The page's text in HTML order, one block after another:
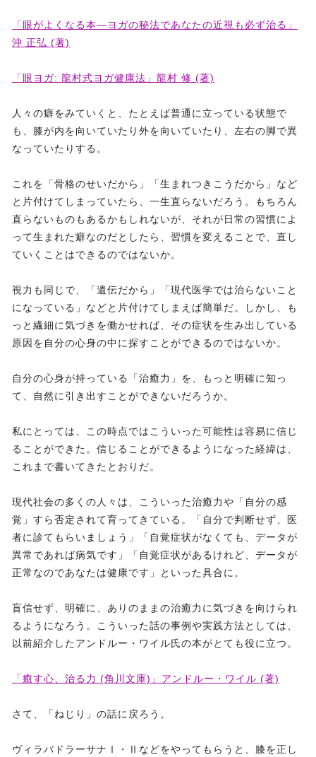
「眼がよくなる本―ヨガの秘法であなたの近視も必ず治る」
沖 正弘 (著)
「眼ヨガ: 龍村式ヨガ健康法」龍村 修 (著)
人々の癖をみていくと、たとえば普通に立っている状態で
も、膝が内を向いていたり外を向いていたり、左右の脚で異
なっていたりする。
これを「骨格のせいだから」「生まれつきこうだから」など
と片付けてしまっていたら、一生直らないだろう。もちろん
直らないものもあるかもしれないが、それが日常の習慣によ
って生まれた癖なのだとしたら、習慣を変えることで、直し
ていくことはできるのではないか。
視力も同じで、「遺伝だから」「現代医学では治らないこと
になっている」などと片付けてしまえば簡単だ。しかし、も
っと繊細に気づきを働かせれば、その症状を生み出している
原因を自分の心身の中に探すことができるのではないか。
自分の心身が持っている「治癒力」を、もっと明確に知っ
て、自然に引き出すことができないだろうか。
私にとっては、この時点ではこういった可能性は容易に信じ
ることができた。信じることができるようになった経緯は、
これまで書いてきたとおりだ。
現代社会の多くの人々は、こういった治癒力や「自分の感
覚」すら否定されて育ってきている。「自分で判断せず、医
者に診てもらいましょう」「自覚症状がなくても、データが
異常であれば病気です」「自覚症状があるけれど、データが
正常なのであなたは健康です」といった具合に。
盲信せず、明確に、ありのままの治癒力に気づきを向けられ
るようになろう。こういった話の事例や実践方法としては、
以前紹介したアンドルー・ワイル氏の本がとても役に立つ。
「癒す心、治る力 (角川文庫)」アンドルー・ワイル (著)
さて、「ねじり」の話に戻ろう。
ヴィラバドラーサナⅠ・Ⅱなどをやってもらうと、膝を正し